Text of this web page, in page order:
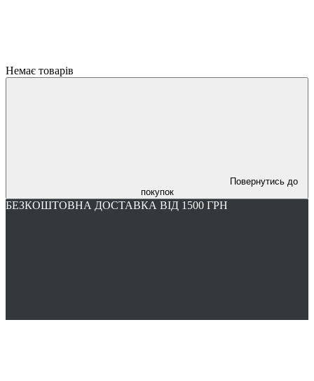
Немає товарів
Повернутись до
покупок
БЕЗКОШТОВНА ДОСТАВКА ВІД 1500 ГРН